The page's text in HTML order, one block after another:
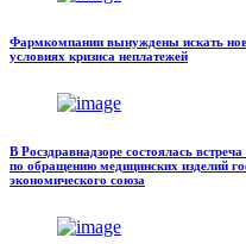
Фармкомпании вынуждены искать
условиях кризиса неплатежей
В Росздравнадзоре состоялась
по обращению медицинских изделий
экономического союза